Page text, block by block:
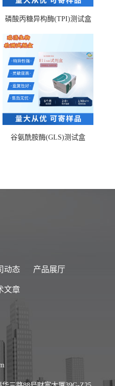
磷酸丙糖异构酶(TPI)测试盒
谷氨酰胺酶(GLS)测试盒
动态 产品展厅
文章